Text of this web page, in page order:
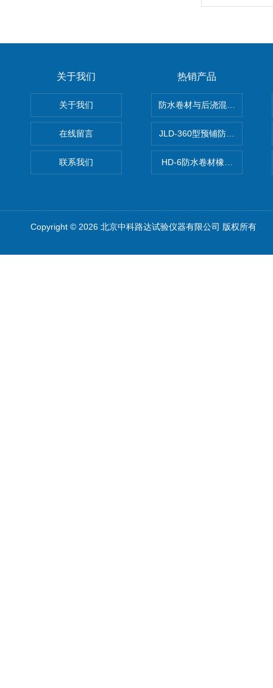
关于我们
关于我们
在线留言
联系我们
热销产品
防水卷材与后浇混凝土剥离强
JLD-360型预铺防水卷材抗冲
HD-6防水卷材橡胶测厚仪
Copyright © 2026 北京中科路达试验仪器有限公司 版权所有